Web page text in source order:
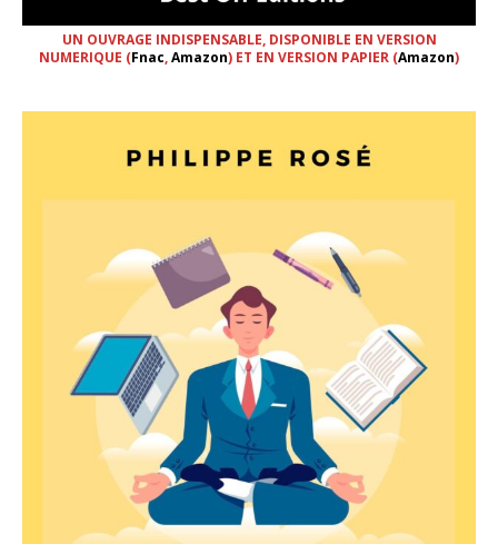
UN OUVRAGE INDISPENSABLE, DISPONIBLE EN VERSION
NUMERIQUE (Fnac,Amazon) ET EN VERSION PAPIER (Amazon)